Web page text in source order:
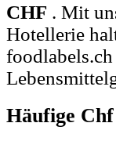
CHF . Mit
Hotellerie
Häufige